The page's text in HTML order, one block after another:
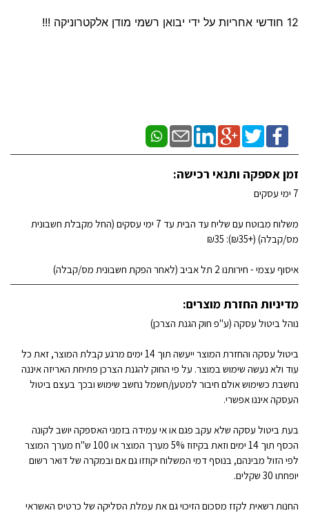
12 חודשי אחריות על ידי יבואן רשמי מודן אלקטרוניקה !!!
זמן אספקה ותנאי רכישה:
7 ימי עסקים
משלוח מבוטח עם שליח עד הבית עד 7 ימי עסקים (החל מקבלת חשבונית
מס/קבלה) (+₪35): ₪35
איסוף עצמי - חירותנו 2 תל אביב (לאחר הפקת חשבונית מס/קבלה)
מדיניות החזרת מוצרים:
נוהל ביטול עסקה (ע"פ חוק הגנת הצרכן)
ביטול עסקה והחזרת המוצר ייעשה תוך 14 ימים מרגע קבלת המוצר, זאת כל
עוד ולא נעשה שימוש במוצר. על פי החוק להגנת הצרכן פתיחת האריזה איננה
נחשבת כשימוש אולם חיבור למטען/חשמל נחשב שימוש ובכך בעצם ביטול
העסקה איננו אפשרי.
בעת ביטול עסקה שלא עקב פגם או אי עמידה בזמני האספקה יושב לקונה
הכסף תוך 14 ימים וזאת בקיזוז 5% מערך המוצר או 100 ש"ח מערך המוצר
לפי הזול מבינהם, בנוסף דמי המשלוח יקוזזו גם אם ובמקרה של דואר רשום
יופחתו 30 שקלים.
החנות רשאית לקזז מסכום הזיכוי גם את עמלת הסליקה של כרטיס האשראי